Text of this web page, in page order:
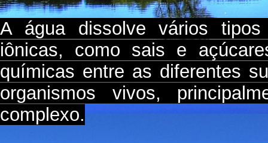
A água dissolve vários
iônicas, como sais e
químicas entre as diferentes
organismos vivos,
complexo.